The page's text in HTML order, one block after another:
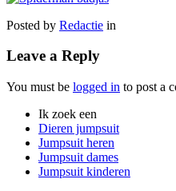
Posted by Redactie in
Leave a Reply
You must be logged in to post a
Ik zoek een
Dieren jumpsuit
Jumpsuit heren
Jumpsuit dames
Jumpsuit kinderen